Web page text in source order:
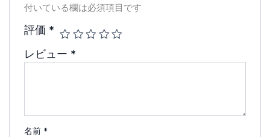
付いている欄は必須項目です
評価 *
レビュー *
名前 *